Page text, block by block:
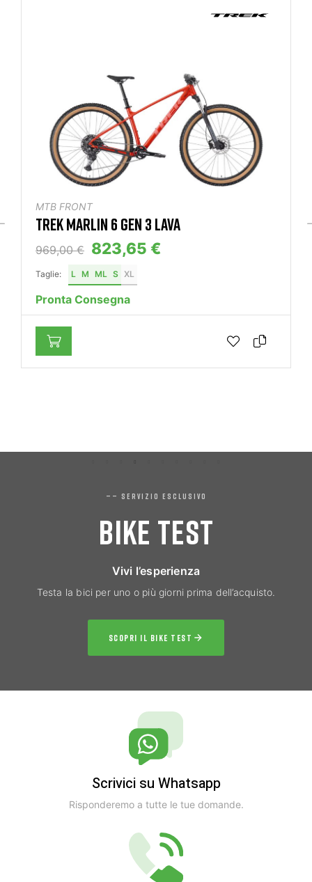
MTB FRONT
TREK MARLIN 6 GEN 3 LAVA
969,00 € 823,65 €
Taglie: L M ML S XL
Pronta Consegna
—— SERVIZIO ESCLUSIVO
BIKE TEST
Vivi l’esperienza
Testa la bici per uno o più giorni prima dell’acquisto.
SCOPRI IL BIKE TEST
Scrivici su Whatsapp
Risponderemo a tutte le tue domande.